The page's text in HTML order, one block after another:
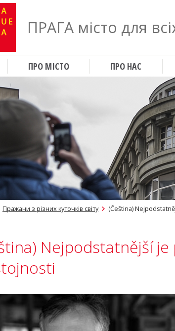
ПРАГА місто для
ПРО МІСТО ПРО НАС
Пражани з різних куточків світу (Čeština)
Nejpodstatnější